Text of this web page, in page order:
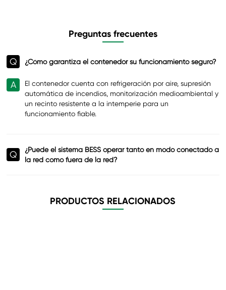
Preguntas frecuentes
Q ¿Cómo garantiza el contenedor su funcionamiento seguro?
A
El contenedor cuenta con refrigeración por aire, supresión
automática de incendios, monitorización medioambiental y
un recinto resistente a la intemperie para un
funcionamiento fiable.
Q
¿Puede el sistema BESS operar tanto en modo conectado a
la red como fuera de la red?
PRODUCTOS RELACIONADOS